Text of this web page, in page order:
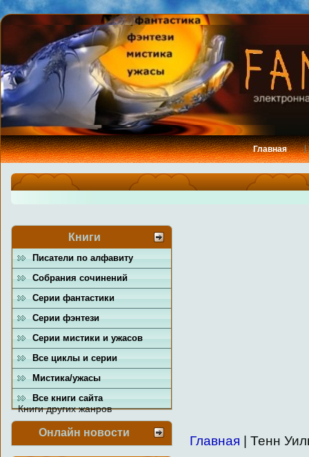
Главная
Книги
Писатели по алфавиту
Собрания сочинений
Серии фантастики
Серии фэнтези
Серии мистики и ужасов
Все циклы и серии
Мистика/ужасы
Все книги сайта
Книги других жанров
Онлайн новости
Главная | Тенн